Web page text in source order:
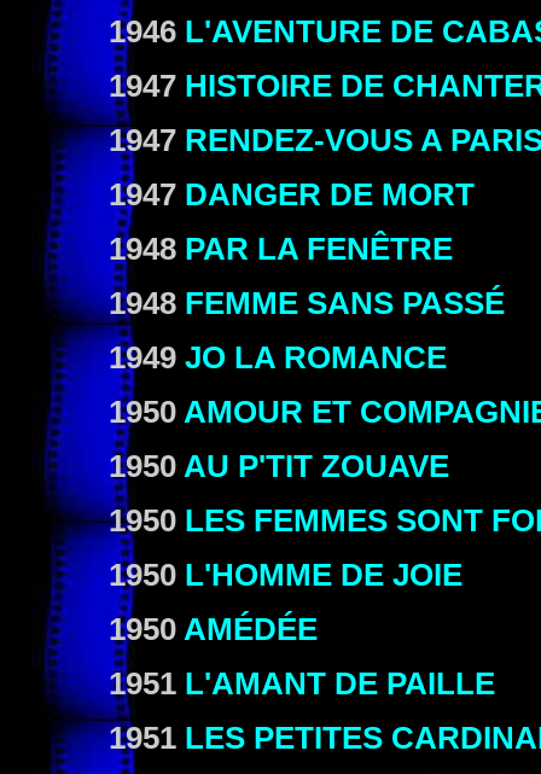
1946 L'AVENTURE DE
1947 HISTOIRE DE
1947 RENDEZ-VOUS A
1947 DANGER DE MORT
1948 PAR LA FENÊTRE
1948 FEMME SANS PASSÉ
1949 JO LA ROMANCE
1950 AMOUR ET
1950 AU P'TIT ZOUAVE
1950 LES FEMMES SONT
1950 L'HOMME DE JOIE
1950 AMÉDÉE
1951 L'AMANT DE PAILLE
1951 LES PETITES